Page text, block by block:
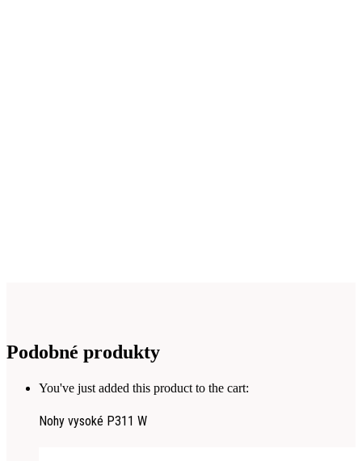
Podobné produkty
You've just added this product to the cart:
Nohy vysoké P311 W